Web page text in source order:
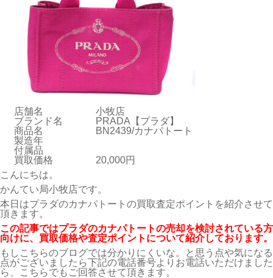
店舗名
小牧店
ブランド名
PRADA【プラダ】
商品名
BN2439/カナパトート
製造年
付属品
買取価格
20,000円
こんにちは。
かんてい局小牧店です。
本日はプラダのカナパトートの買取査定ポイントを紹介させて
頂きます。
この記事ではプラダのカナパトートの売却を検討されている方
向けに、買取価格や査定ポイントについて紹介しております。
もしこちらのブログでは分かりにくいな。と思う点や気になる
点がございましたら下記の電話番号よりお電話いただけました
ら、こちらでもご回答させて頂きます。